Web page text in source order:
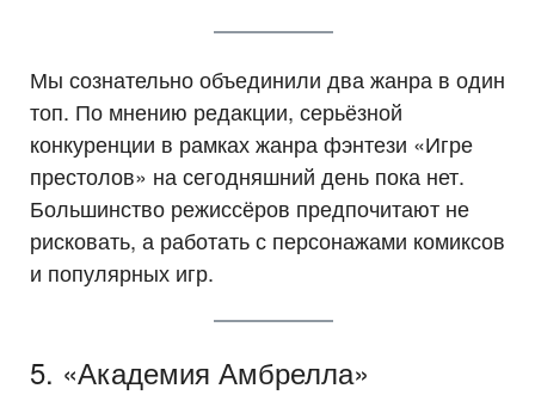
Мы сознательно объединили два жанра в один
топ. По мнению редакции, серьёзной
конкуренции в рамках жанра фэнтези «Игре
престолов» на сегодняшний день пока нет.
Большинство режиссёров предпочитают не
рисковать, а работать с персонажами комиксов
и популярных игр.
5. «Академия Амбрелла»